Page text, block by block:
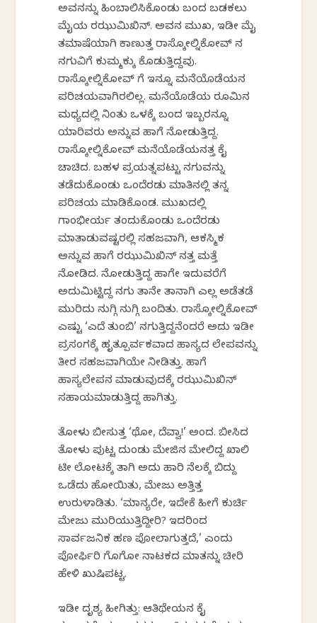
ಅವನನ್ನು ಹಿಂಬಾಲಿಸಿಕೊಂಡು ಬಂದ ಬಡಕಲು
ಮೈಯ ರಝುಮಿಖಿನ್. ಅವನ ಮುಖ, ಇಡೀ ಮೈ
ತಮಾಷೆಯಾಗಿ ಕಾಣುತ್ತ ರಾಸ್ಕೋಲ್ನಿಕೋವ್‍ ನ
ನಗುವಿಗೆ ಕುಮ್ಮಕ್ಕು ಕೊಡುತ್ತಿದ್ದವು.
ರಾಸ್ಕೋಲ್ನಿಕೋವ್‍ ಗೆ ಇನ್ನೂ ಮನೆಯೊಡೆಯನ
ಪರಿಚಯವಾಗಿರಲಿಲ್ಲ. ಮನೆಯೊಡೆಯ ರೂಮಿನ
ಮಧ್ಯದಲ್ಲಿ ನಿಂತು ಒಳಕ್ಕೆ ಬಂದ ಇಬ್ಬರನ್ನೂ
ಯಾರಿವರು ಅನ್ನುವ ಹಾಗೆ ನೋಡುತ್ತಿದ್ದ.
ರಾಸ್ಕೋಲ್ನಿಕೋವ್ ಮನೆಯೊಡೆಯನತ್ತ ಕೈ
ಚಾಚಿದ. ಬಹಳ ಪ್ರಯತ್ನಪಟ್ಟು ನಗುವನ್ನು
ತಡೆದುಕೊಂಡು ಒಂದೆರಡು ಮಾತಿನಲ್ಲಿ ತನ್ನ
ಪರಿಚಯ ಮಾಡಿಕೊಂಡ. ಮುಖದಲ್ಲಿ
ಗಾಂಭೀರ್ಯ ತಂದುಕೊಂಡು ಒಂದೆರಡು
ಮಾತಾಡುವಷ್ಟರಲ್ಲಿ ಸಹಜವಾಗಿ, ಆಕಸ್ಮಿಕ
ಅನ್ನುವ ಹಾಗೆ ರಝುಮಿಖಿನ್‍ ನತ್ತ ಮತ್ತೆ
ನೋಡಿದ. ನೋಡುತ್ತಿದ್ದ ಹಾಗೇ ಇದುವರೆಗೆ
ಅದುಮಿಟ್ಟಿದ್ದ ನಗು ತಾನೇ ತಾನಾಗಿ ಎಲ್ಲ ಅಡೆತಡೆ
ಮುರಿದು ನುಗ್ಗಿ ನುಗ್ಗಿ ಬಂದಿತು. ರಾಸ್ಕೋಲ್ನಿಕೋವ್
ಎಷ್ಟು ‘ಎದೆ ತುಂಬಿ’ ನಗುತ್ತಿದ್ದನೆಂದರೆ ಅದು ಇಡೀ
ಪ್ರಸಂಗಕ್ಕೆ ಹೃತ್ಪೂರ್ವಕವಾದ ಹಾಸ್ಯದ ಲೇಪವನ್ನು
ತೀರ ಸಹಜವಾಗಿಯೇ ನೀಡಿತ್ತು. ಹಾಗೆ
ಹಾಸ್ಯಲೇಪನ ಮಾಡುವುದಕ್ಕೆ ರಝುಮಿಖಿನ್
ಸಹಾಯಮಾಡುತ್ತಿದ್ದ ಹಾಗಿತ್ತು.
ತೋಳು ಬೀಸುತ್ತ ‘ಥೋ, ದೆವ್ವಾ!’ ಅಂದ. ಬೀಸಿದ
ತೋಳು ಪುಟ್ಟ ದುಂಡು ಮೇಜಿನ ಮೇಲಿದ್ದ ಖಾಲಿ
ಟೀ ಲೋಟಕ್ಕೆ ತಾಗಿ ಅದು ಹಾರಿ ನೆಲಕ್ಕೆ ಬಿದ್ದು
ಒಡೆದು ಹೋಯಿತು, ಮೇಜು ಅತ್ತಿತ್ತ
ಉರುಳಾಡಿತು. ‘ಮಾನ್ಯರೇ, ಇದೇಕೆ ಹೀಗೆ ಕುರ್ಚಿ
ಮೇಜು ಮುರಿಯುತ್ತಿದ್ದೀರಿ? ಇದರಿಂದ
ಸಾರ್ವಜನಿಕ ಹಣ ಪೋಲಾಗುತ್ತದೆ,’ ಎಂದು
ಪೋರ್ಫಿರಿ ಗೊಗೋಲ್ ನಾಟಕದ ಮಾತನ್ನು ಚೀರಿ
ಹೇಳಿ ಖುಷಿಪಟ್ಟ.
ಇಡೀ ದೃಶ್ಯ ಹೀಗಿತ್ತು: ಆತಿಥೇಯನ ಕೈ